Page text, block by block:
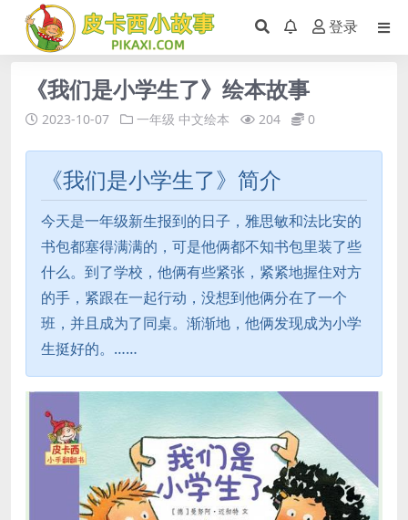
登录
《我们是小学生了》绘本故事
2023-10-07 一年级 中文绘本 204 0
《我们是小学生了》简介
今天是一年级新生报到的日子，雅思敏和法比安的
书包都塞得满满的，可是他俩都不知书包里装了些
什么。到了学校，他俩有些紧张，紧紧地握住对方
的手，紧跟在一起行动，没想到他俩分在了一个
班，并且成为了同桌。渐渐地，他俩发现成为小学
生挺好的。……